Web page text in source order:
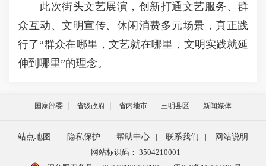
此次街头文艺展演，创新打通文艺服务、群
众互动、文明宣传、休闲消费多元场景，真正践
行了“群众在哪里，文艺就在哪里，文明实践就延
伸到哪里”的理念。
国家部委 省级政府 省内地市 三明县区 新闻媒体
站点地图 隐私保护 帮助中心 联系我们
网站说明
网站标识码： 3504210001